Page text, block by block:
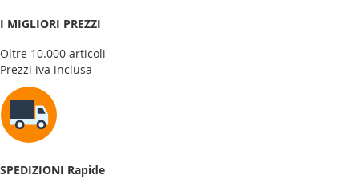
I MIGLIORI PREZZI
Oltre 10.000 articoli
Prezzi iva inclusa
SPEDIZIONI Rapide